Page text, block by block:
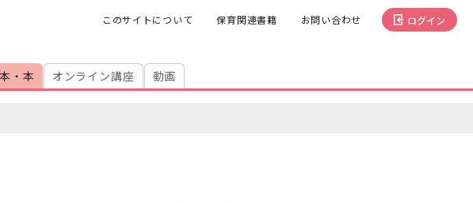
このサイトについて 保育関連書籍 お問い合わせ ログイン
・本 オンライン講座 動画